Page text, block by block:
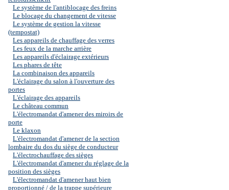
Le système de l'antiblocage des freins
Le blocage du changement de vitesse
Le système de gestion la vitesse
(tempostat)
Les appareils de chauffage des verres
Les feux de la marche arrière
Les appareils d'éclairage extérieurs
Les phares de tête
La combinaison des appareils
L'éclairage du salon à l'ouverture des
portes
L'éclairage des appareils
Le château commun
L'électromandat d'amener des miroirs de
porte
Le klaxon
L'électromandat d'amener de la section
lombaire du dos du siège de conducteur
L'électrochauffage des sièges
L'électromandat d'amener du réglage de la
position des sièges
L'électromandat d'amener haut bien
proportionné / de la trappe supérieure